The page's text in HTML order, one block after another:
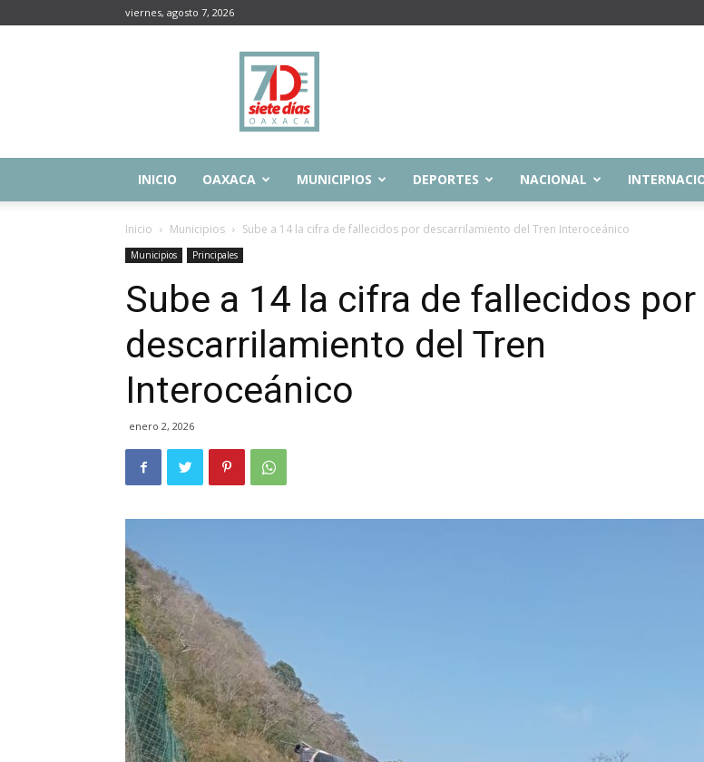
viernes, agosto 7, 2026
Siete
Días
Oaxaca
INICIO OAXACA MUNICIPIOS DEPORTES NACIONAL
Inicio Municipios Sube a 14 la cifra de fallecidos por descarrilamiento del Tren Interoceánico
Municipios Principales
Sube a 14 la cifra de fallecidos por
descarrilamiento del Tren
Interoceánico
enero 2, 2026